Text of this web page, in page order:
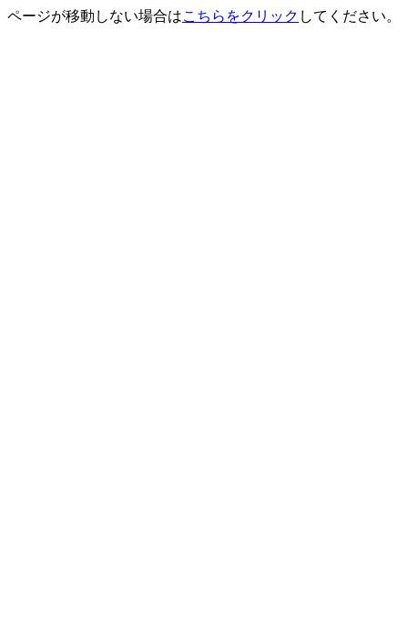
ページが移動しない場合はこちらをクリック してください。